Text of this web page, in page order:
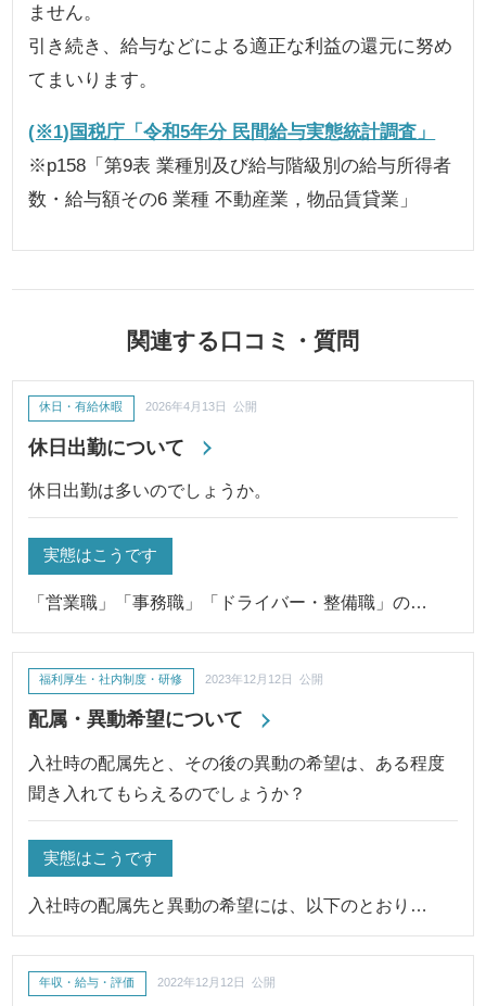
ません。
引き続き、給与などによる適正な利益の還元に努め
てまいります。
(※1)国税庁「令和5年分 民間給与実態統計調査」
※p158「第9表 業種別及び給与階級別の給与所得者
数・給与額その6 業種 不動産業，物品賃貸業」
関連する口コミ・質問
休日出勤について
休日・有給休暇 2026年4月13日 公開
休日出勤は多いのでしょうか。
実態はこうです
「営業職」「事務職」「ドライバー・整備職」の…
配属・異動希望について
福利厚生・社内制度・研修 2023年12月12日 公開
入社時の配属先と、その後の異動の希望は、ある程度
聞き入れてもらえるのでしょうか？
実態はこうです
入社時の配属先と異動の希望には、以下のとおり…
年収・給与・評価 2022年12月12日 公開